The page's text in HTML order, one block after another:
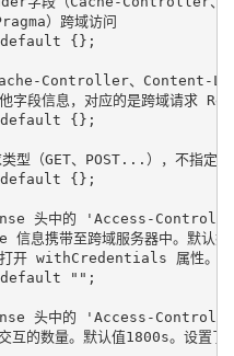
）跨域访问
default {};
Cache-Controller、
他字段信息，对应的是跨域请
default {};
类型（GET、POST...），不
default {};
头中的 'Access-
息携带至跨域服务器中。默认
打开 withCredentials 属性。
default "";
头中的 'Access-Control-
的数量。默认值1800s。设置了